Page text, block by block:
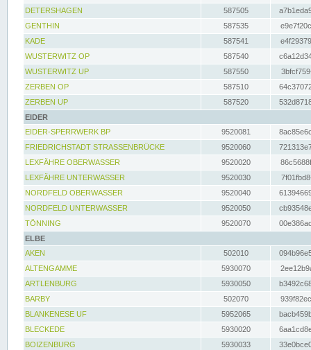
DETERSHAGEN
587505
GENTHIN
587535
KADE
587541
WUSTERWITZ OP
587540
WUSTERWITZ UP
587550
ZERBEN OP
587510
ZERBEN UP
587520
EIDER
EIDER-SPERRWERK BP
9520081
FRIEDRICHSTADT STRASSENBRÜCKE
9520060
LEXFÄHRE OBERWASSER
9520020
LEXFÄHRE UNTERWASSER
9520030
NORDFELD OBERWASSER
9520040
NORDFELD UNTERWASSER
9520050
TÖNNING
9520070
ELBE
AKEN
502010
ALTENGAMME
5930070
ARTLENBURG
5930050
BARBY
502070
BLANKENESE UF
5952065
BLECKEDE
5930020
BOIZENBURG
5930033